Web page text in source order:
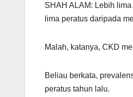
at
s
A
p
e
a
c
e
b
o
k
SHAH ALAM: Lebih
lima peratus daripada
Malah, katanya, CKD
Beliau berkata,
peratus tahun lalu.